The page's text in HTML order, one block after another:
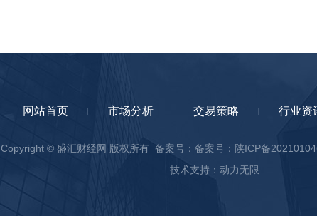
网站首页 市场分析 交易策略 行业资
Copyright © 盛汇财经网 版权所有 备案号： 备案号：陕ICP备
技术支持：动力无限